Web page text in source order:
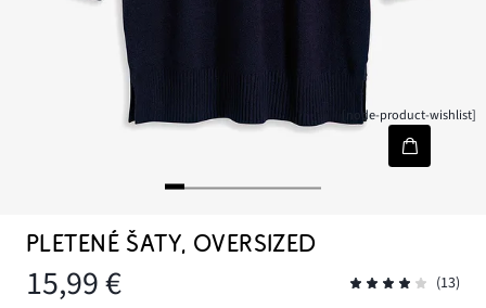
[node-product-wishlist]
PLETENÉ ŠATY, OVERSIZED
15,99 € (13)